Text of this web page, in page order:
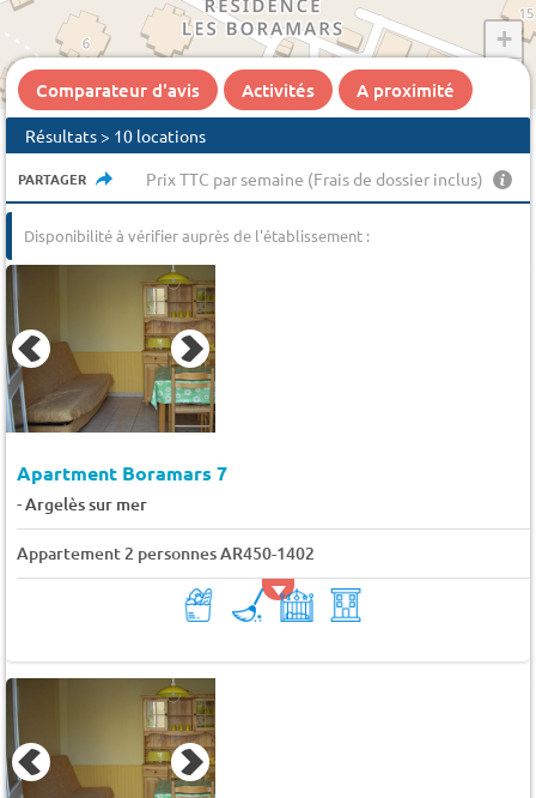
+
Comparateur d'avis Activités A proximité
Résultats > 10 locations
PARTAGER Prix TTC par semaine (Frais de dossier inclus)
Disponibilité à vérifier auprès de l'établissement :
Apartment Boramars 7
-Argelès sur mer
Appartement 2 personnes AR450-1402